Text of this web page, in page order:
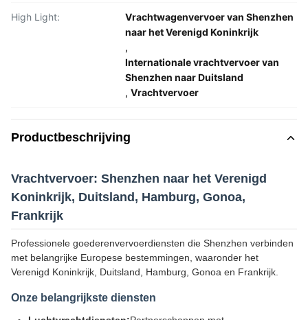
High Light:
Vrachtwagenvervoer van Shenzhen
naar het Verenigd Koninkrijk
,
Internationale vrachtvervoer van
Shenzhen naar Duitsland
, Vrachtvervoer
Productbeschrijving
Vrachtvervoer: Shenzhen naar het Verenigd
Koninkrijk, Duitsland, Hamburg, Gonoa,
Frankrijk
Professionele goederenvervoerdiensten die Shenzhen verbinden
met belangrijke Europese bestemmingen, waaronder het
Verenigd Koninkrijk, Duitsland, Hamburg, Gonoa en Frankrijk.
Onze belangrijkste diensten